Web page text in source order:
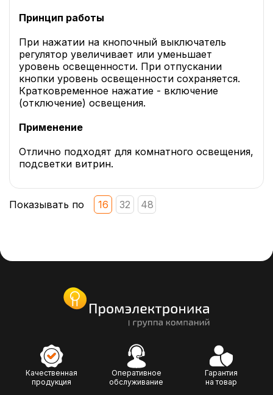
Принцип работы
При нажатии на кнопочный выключатель
регулятор увеличивает или уменьшает
уровень освещенности. При отпускании
кнопки уровень освещенности сохраняется.
Кратковременное нажатие - включение
(отключение) освещения.
Применение
Отлично подходят для комнатного освещения,
подсветки витрин.
Показывать по 16 32 48
Качественная
продукция
Оперативное
обслуживание
Гарантия
на товар